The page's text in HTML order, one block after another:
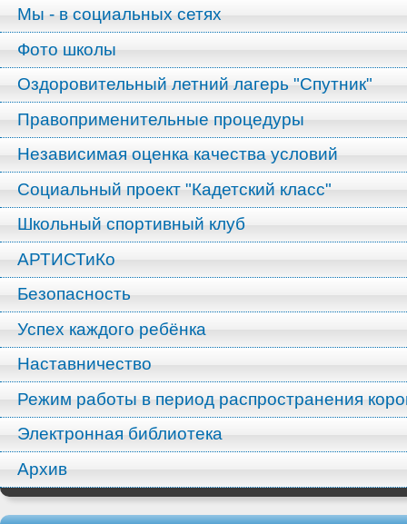
Мы - в социальных сетях
Фото школы
Оздоровительный летний лагерь "Спутник"
Правоприменительные процедуры
Независимая оценка качества условий
Социальный проект "Кадетский класс"
Школьный спортивный клуб
АРТИСТиКо
Безопасность
Успех каждого ребёнка
Наставничество
Режим работы в период распространения
Электронная библиотека
Архив